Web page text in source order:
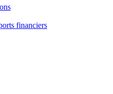
financiers